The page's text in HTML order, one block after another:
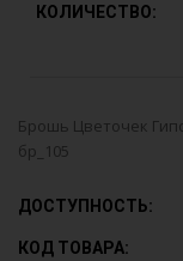
КОЛИЧЕСТВО:
Брошь Цветочек
бр_105
ДОСТУПНОСТЬ:
КОД ТОВАРА: